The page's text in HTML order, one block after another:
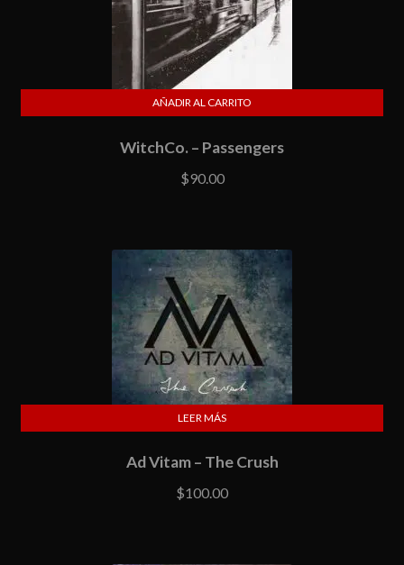
WitchCo. – Passengers
$90.00
AÑADIR AL CARRITO
Ad Vitam – The Crush
$100.00
LEER MÁS